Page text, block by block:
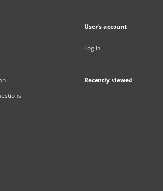
User's account
Log in
Recently viewed